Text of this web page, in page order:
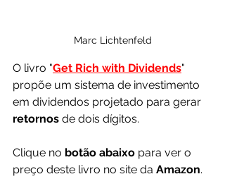
Marc Lichtenfeld
O livro "Get Rich with Dividends"
propõe um sistema de investimento
em dividendos projetado para gerar
retornos de dois dígitos.
Clique no botão abaixo para ver o
preço deste livro no site da Amazon.